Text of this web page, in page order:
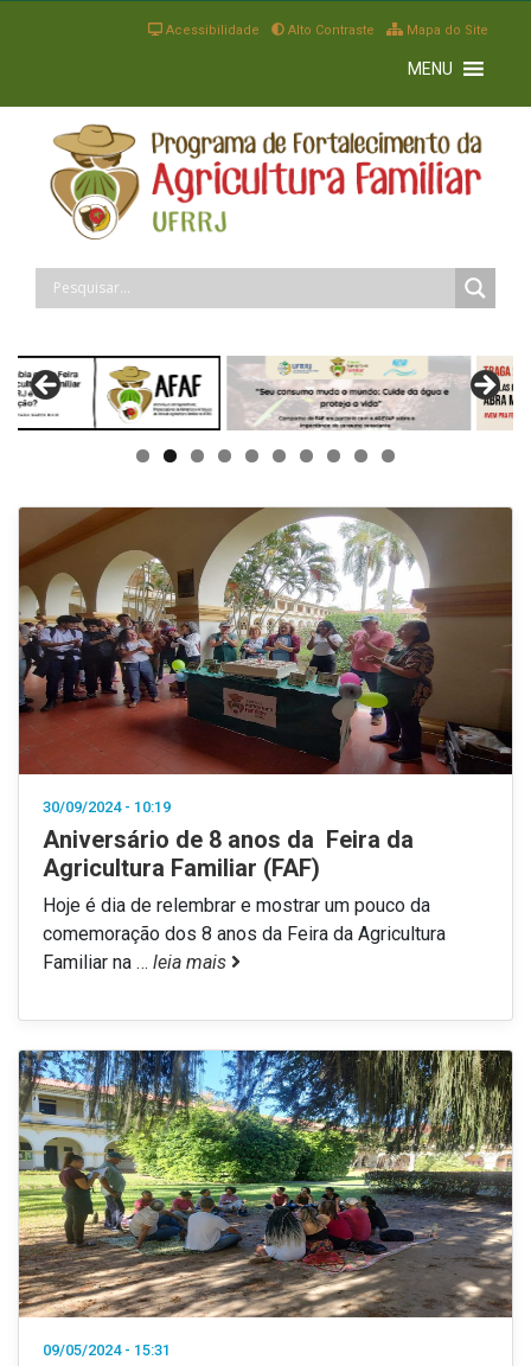
Mapa do Site
Alto Contraste
Acessibilidade
MENU
30/09/2024 - 10:19
Aniversário de 8 anos da Feira da
Agricultura Familiar (FAF)
Hoje é dia de relembrar e mostrar um pouco da
comemoração dos 8 anos da Feira da Agricultura
Familiar na … leia mais
09/05/2024 - 15:31